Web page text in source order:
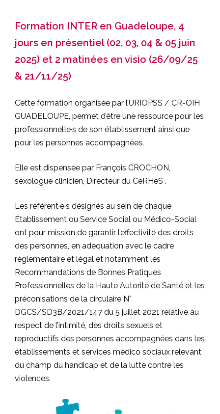
Formation INTER en Guadeloupe, 4
jours en présentiel (02, 03, 04 & 05 juin
2025) et 2 matinées en visio (26/09/25
& 21/11/25)
Cette formation organisée par l’URIOPSS / CR-OIH
GUADELOUPE, permet d’être une ressource pour les
professionnel·le·s de son établissement ainsi que
pour les personnes accompagnées.
Elle est dispensée par François CROCHON,
sexologue clinicien, Directeur du CeRHeS .
Les référent·e·s désignés au sein de chaque
Établissement ou Service Social ou Médico-Social
ont pour mission de garantir l’effectivité des droits
des personnes, en adéquation avec le cadre
réglementaire et légal et notamment les
Recommandations de Bonnes Pratiques
Professionnelles de la Haute Autorité de Santé et les
préconisations de la circulaire N°
DGCS/SD3B/2021/147 du 5 juillet 2021 relative au
respect de l’intimité, des droits sexuels et
reproductifs des personnes accompagnées dans les
établissements et services médico sociaux relevant
du champ du handicap et de la lutte contre les
violences.